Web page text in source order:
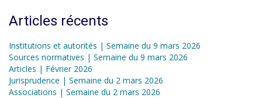
Articles récents
Institutions et autorités | Semaine du 9 mars 2026
Sources normatives | Semaine du 9 mars 2026
Articles | Février 2026
Jurisprudence | Semaine du 2 mars 2026
Associations | Semaine du 2 mars 2026